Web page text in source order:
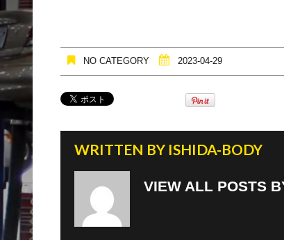
NO CATEGORY 2023-04-29
WRITTEN BY ISHIDA-BODY
VIEW ALL POSTS